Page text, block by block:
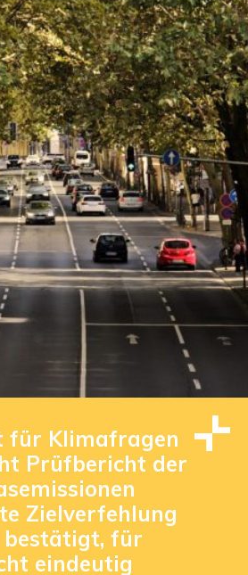
für Klimafragen
Prüfbericht der
Zielverfehlung
für
eindeutig